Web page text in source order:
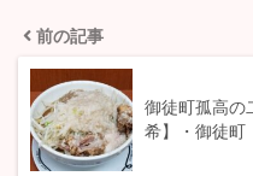
前の記事
御徒町孤高の
希】・御徒町